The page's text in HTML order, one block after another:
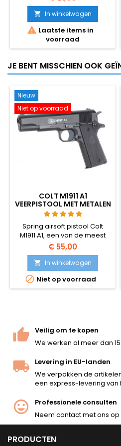
aangedreven FN 509 wordt
geleverd met volledig
gelicenseerde FN Herstal
markeringen!
 In winkelwagen
 Laatste items in
voorraad
JE BENT MISSCHIEN OOK
Nieuw
Niet op voorraad
COLT M1911 A1
VEERPISTOOL MET METALEN
SLEDE
Spring airsoft pistool Colt
M1911 A1, een van de meest
realistische veerreplica's -
krachtig, nauwkeurig, prettig
om vast te houden en
gemakkelijk te gebruiken.
BAXS-schietsysteem laat BB's
draaien tijdens de vlucht,
€ 55,00
 In winkelwagen
 Niet op voorraad
Veilig om te kopen
We werken al meer dan
Levering in EU-landen
We verpakken de
een express-levering van
Professionele consulten
Neem contact met ons
PRODUCTEN